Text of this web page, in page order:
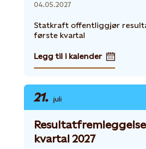
04.05.2027
Statkraft offentliggjør
første kvartal
Legg til i kalender
21. juli
Resultatfremleggelse
kvartal 2027